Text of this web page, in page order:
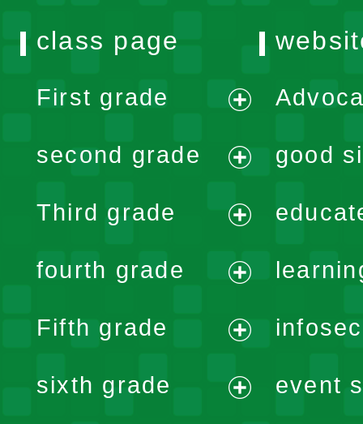
class page
First grade
menu
second grade
menu
Third grade
menu
fourth grade
menu
Fifth grade
menu
sixth grade
good
event